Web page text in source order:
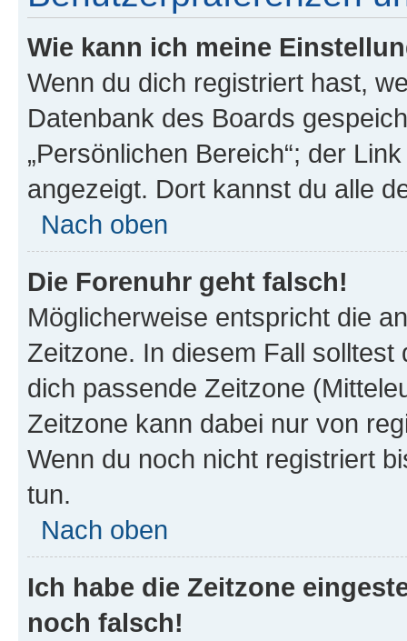
Wie kann ich meine
Wenn du dich registriert hast,
Datenbank des Boards
„Persönlichen Bereich“; der
angezeigt. Dort kannst du alle
Nach oben
Die Forenuhr geht falsch!
Möglicherweise entspricht die
Zeitzone. In diesem Fall solltest
dich passende Zeitzone
Zeitzone kann dabei nur von
Wenn du noch nicht registriert
tun.
Nach oben
Ich habe die Zeitzone
noch falsch!